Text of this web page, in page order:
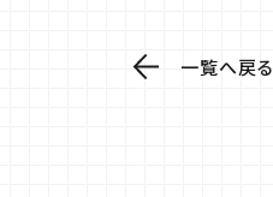
一覧へ戻る